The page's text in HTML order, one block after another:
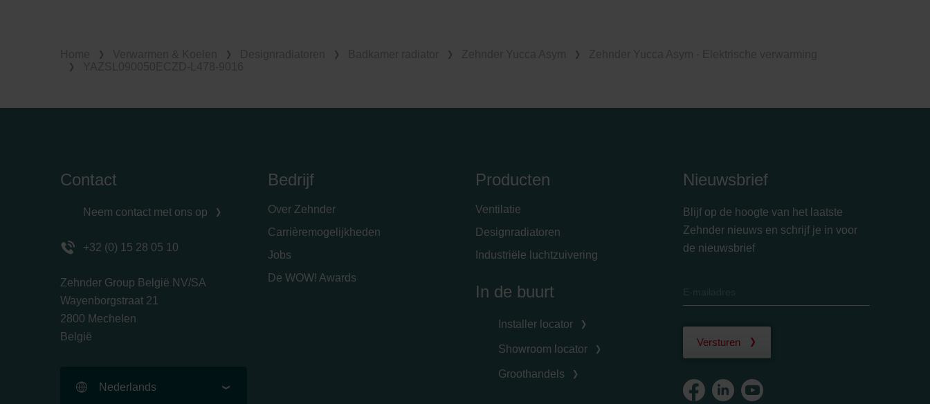
Contact
Neem contact met ons op
+32 (0) 15 28 05 10
Zehnder Group België NV/SA
Wayenborgstraat 21
2800 Mechelen
België
Nederlands
Bedrijf
Over Zehnder
Carrièremogelijkheden
Jobs
De WOW! Awards
Producten
Ventilatie
Designradiatoren
Industriële luchtzuivering
In de buurt
Installer locator
Showroom locator
Groothandels
Nieuwsbrief
Blijf op de hoogte van het laatste
Zehnder nieuws en schrijf je in voor
de nieuwsbrief
Versturen